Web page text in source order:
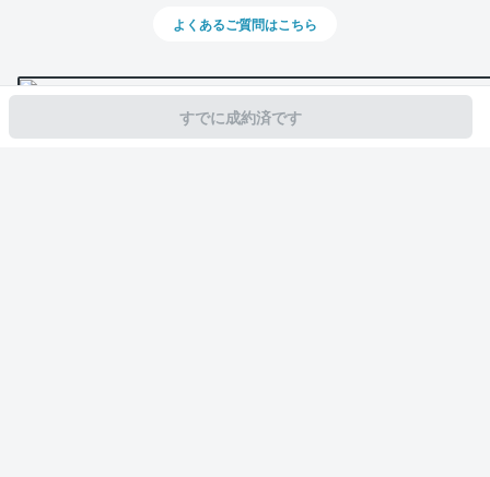
すでに成約済です
よくあるご質問はこちら